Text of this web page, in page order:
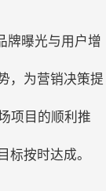
牌曝光与用户增
，为营销决策提
项目的顺利推
按时达成。